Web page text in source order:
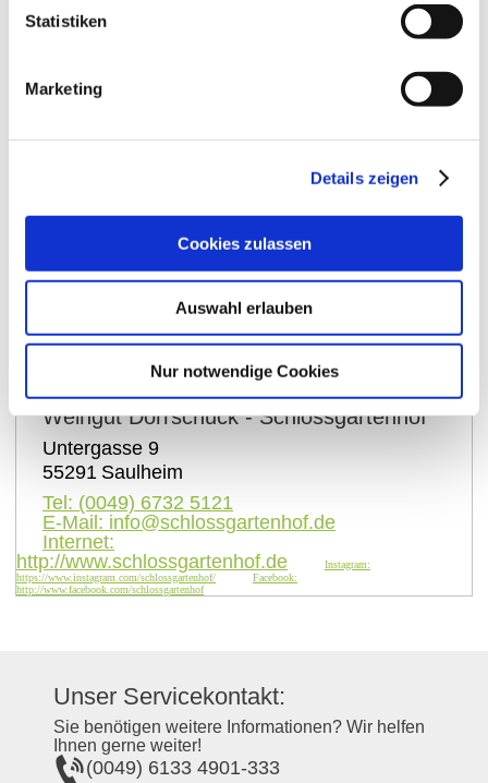
Statistiken
Marketing
Details zeigen
Cookies zulassen
Auswahl erlauben
Nur notwendige Cookies
Kontakt Weitere Infos & Downloads
Kontaktinformationen:
Weingut Dörrschuck - Schlossgartenhof
Untergasse 9
55291 Saulheim
Tel: (0049) 6732 5121
E-Mail: info@schlossgartenhof.de
Internet:
http://www.schlossgartenhof.de
Instagram:
https://www.instagram.com/schlossgartenhof/
Facebook:
http://www.facebook.com/schlossgartenhof
Unser Servicekontakt:
Sie benötigen weitere Informationen? Wir helfen
Ihnen gerne weiter!
(0049) 6133 4901-333